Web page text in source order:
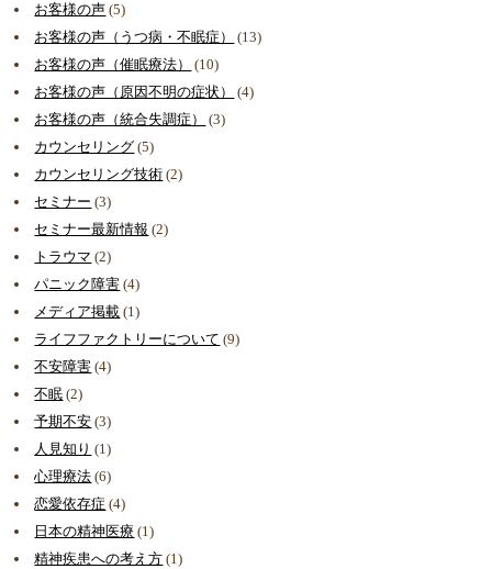
お客様の声 (5)
お客様の声（うつ病・不眠症）
(13)
お客様の声（催眠療法）
(10)
お客様の声（原因不明の症状）
(4)
お客様の声（統合失調症）
(3)
カウンセリング (5)
カウンセリング技術 (2)
セミナー (3)
セミナー最新情報 (2)
トラウマ (2)
パニック障害 (4)
メディア掲載 (1)
ライフファクトリーについて (9)
不安障害 (4)
不眠 (2)
予期不安 (3)
人見知り (1)
心理療法 (6)
恋愛依存症 (4)
日本の精神医療 (1)
精神疾患への考え方 (1)